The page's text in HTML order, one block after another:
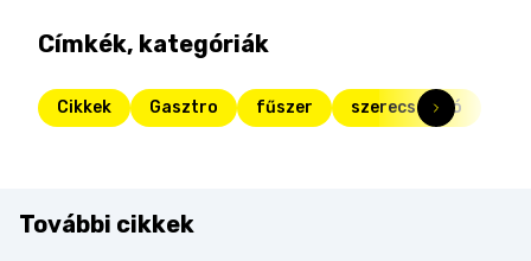
Címkék, kategóriák
Cikkek Gasztro fűszer szerecsendió
További cikkek